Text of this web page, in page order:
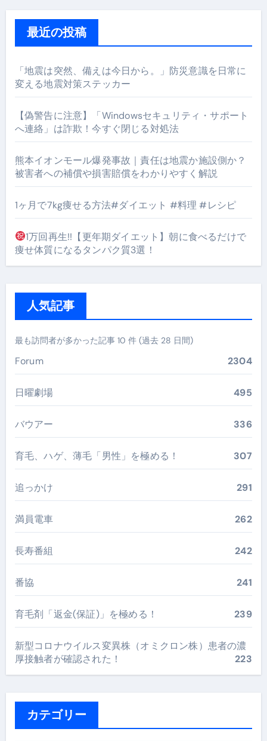
最近の投稿
「地震は突然、備えは今日から。」防災意識を日常に
変える地震対策ステッカー
【偽警告に注意】「Windowsセキュリティ・サポート
へ連絡」は詐欺！今すぐ閉じる対処法
熊本イオンモール爆発事故｜責任は地震か施設側か？
被害者への補償や損害賠償をわかりやすく解説
1ヶ月で7kg痩せる方法#ダイエット #料理 #レシピ
1万回再生!!【更年期ダイエット】朝に食べるだけで
痩せ体質になるタンパク質3選！
人気記事
最も訪問者が多かった記事 10 件 (過去 28 日間)
Forum 2304
日曜劇場 495
バウアー 336
育毛、ハゲ、薄毛「男性」を極める！ 307
追っかけ 291
満員電車 262
長寿番組 242
番協 241
育毛剤「返金(保証)」を極める！ 239
新型コロナウイルス変異株（オミクロン株）患者の濃
厚接触者が確認された！
223
カテゴリー